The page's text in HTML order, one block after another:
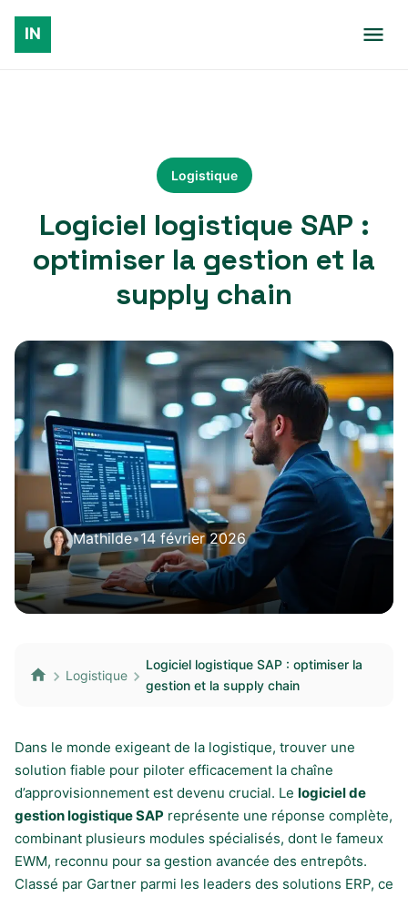
Logistique
Logiciel logistique SAP :
optimiser la gestion et la
supply chain
Mathilde•14 février 2026
Logistique
Logiciel logistique SAP : optimiser la
gestion et la supply chain
Dans le monde exigeant de la logistique, trouver une
solution fiable pour piloter efficacement la chaîne
d’approvisionnement est devenu crucial. Le logiciel de
gestion logistique SAP représente une réponse complète,
combinant plusieurs modules spécialisés, dont le fameux
EWM, reconnu pour sa gestion avancée des entrepôts.
Classé par Gartner parmi les leaders des solutions ERP, ce